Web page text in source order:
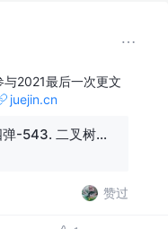
与2021最后一次更文
juejin.cn
[路飞]_前端算法第十四弹-543. 二叉树的直径
赞过